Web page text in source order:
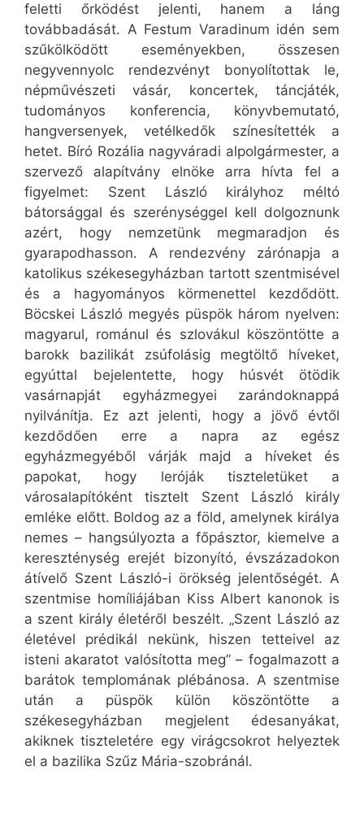
feletti őrködést jelenti, hanem a láng
továbbadását. A Festum Varadinum idén sem
szűkölködött eseményekben, összesen
negyvennyolc rendezvényt bonyolítottak le,
népművészeti vásár, koncertek, táncjáték,
tudományos konferencia, könyvbemutató,
hangversenyek, vetélkedők színesítették a
hetet. Bíró Rozália nagyváradi alpolgármester, a
szervező alapítvány elnöke arra hívta fel a
figyelmet: Szent László királyhoz méltó
bátorsággal és szerénységgel kell dolgoznunk
azért, hogy nemzetünk megmaradjon és
gyarapodhasson. A rendezvény zárónapja a
katolikus székesegyházban tartott szentmisével
és a hagyományos körmenettel kezdődött.
Böcskei László megyés püspök három nyelven:
magyarul, románul és szlovákul köszöntötte a
barokk bazilikát zsúfolásig megtöltő híveket,
egyúttal bejelentette, hogy húsvét ötödik
vasárnapját egyházmegyei zarándoknappá
nyilvánítja. Ez azt jelenti, hogy a jövő évtől
kezdődően erre a napra az egész
egyházmegyéből várják majd a híveket és
papokat, hogy leróják tiszteletüket a
városalapítóként tisztelt Szent László király
emléke előtt. Boldog az a föld, amelynek királya
nemes – hangsúlyozta a főpásztor, kiemelve a
kereszténység erejét bizonyító, évszázadokon
átívelő Szent László-i örökség jelentőségét. A
szentmise homíliájában Kiss Albert kanonok is
a szent király életéről beszélt. „Szent László az
életével prédikál nekünk, hiszen tetteivel az
isteni akaratot valósította meg” – fogalmazott a
barátok templomának plébánosa. A szentmise
után a püspök külön köszöntötte a
székesegyházban megjelent édesanyákat,
akiknek tiszteletére egy virágcsokrot helyeztek
el a bazilika Szűz Mária-szobránál.